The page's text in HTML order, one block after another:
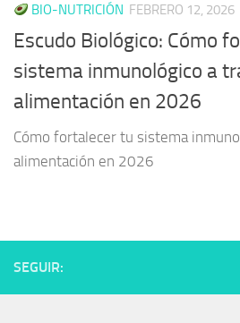
BIO-NUTRICIÓN FEBRERO 12, 2026
Escudo Biológico: Cómo
sistema inmunológico a
alimentación en 2026
Cómo fortalecer tu sistema
alimentación en 2026
SEGUIR: